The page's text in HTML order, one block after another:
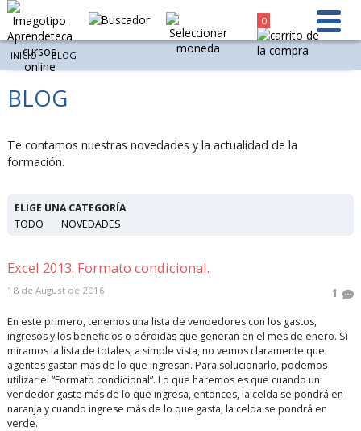
0
INICIO BLOG
BLOG
Te contamos nuestras novedades y la actualidad de la
formación.
ELIGE UNA CATEGORÍA
TODO
NOVEDADES
Excel 2013. Formato condicional.
18 de August de 2016 1
En este primero, tenemos una lista de vendedores con los gastos,
ingresos y los beneficios o pérdidas que generan en el mes de enero. Si
miramos la lista de totales, a simple vista, no vemos claramente que
agentes gastan más de lo que ingresan. Para solucionarlo, podemos
utilizar el “Formato condicional”. Lo que haremos es que cuando un
vendedor gaste más de lo que ingresa, entonces, la celda se pondrá en
naranja y cuando ingrese más de lo que gasta, la celda se pondrá en
verde.